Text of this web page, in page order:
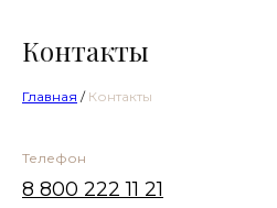
Контакты
Главная / Контакты
8 800 222 11 21
Телефон